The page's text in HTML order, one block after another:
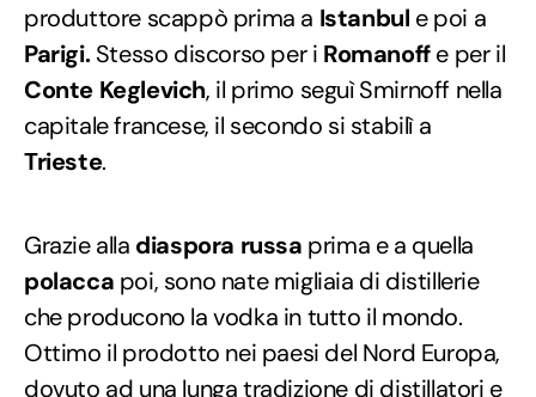
produttore scappò prima a Istanbul e poi a
Parigi.Stesso discorso per i Romanoffe per il
Conte Keglevich, il primo seguì Smirnoff nella
capitale francese, il secondo si stabilì a
Trieste.
Grazie alla diaspora russa prima e a quella
polacca poi, sono nate migliaia di distillerie
che producono la vodka in tutto il mondo.
Ottimo il prodotto nei paesi del Nord Europa,
dovuto ad una lunga tradizione di distillatori e